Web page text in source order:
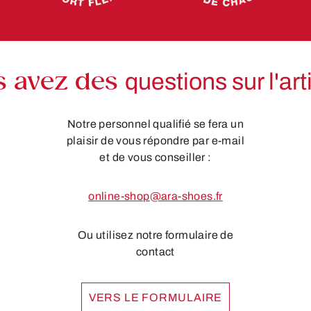
avez des questions sur
Notre personnel qualifié se fera un
plaisir de vous répondre par e-mail
et de vous conseiller :
online-shop@ara-shoes.fr
Ou utilisez notre formulaire de
contact
VERS LE FORMULAIRE